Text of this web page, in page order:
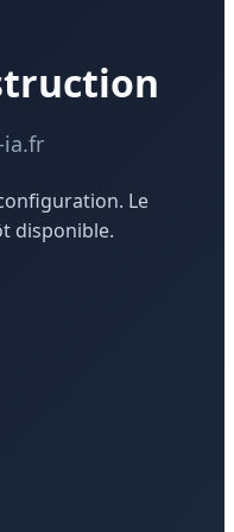
ia.fr
Le
disponible.